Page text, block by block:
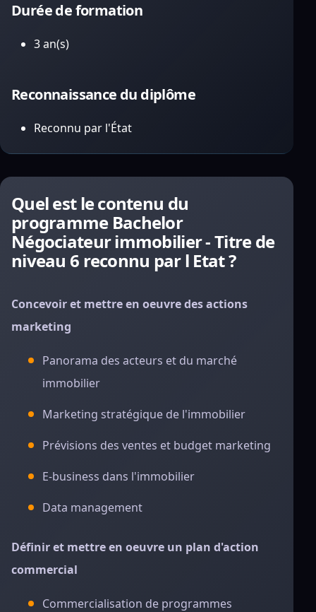
Durée de formation
3 an(s)
Reconnaissance du diplôme
Reconnu par l'État
Quel est le contenu du
programme Bachelor
Négociateur immobilier - Titre de
niveau 6 reconnu par l Etat ?
Concevoir et mettre en oeuvre des actions
marketing
Panorama des acteurs et du marché
immobilier
Marketing stratégique de l'immobilier
Prévisions des ventes et budget marketing
E-business dans l'immobilier
Data management
Définir et mettre en oeuvre un plan d'action
commercial
Commercialisation de programmes